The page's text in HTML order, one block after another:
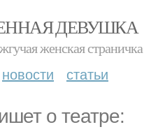
ДЕВУШКА
женская страничка
новости статьи
о театре: